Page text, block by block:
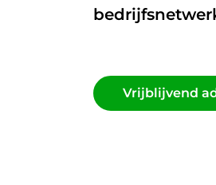
Vrijblijvend